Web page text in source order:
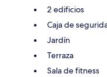
2 edificios
Caja de
Jardín
Terraza
Sala de fitness